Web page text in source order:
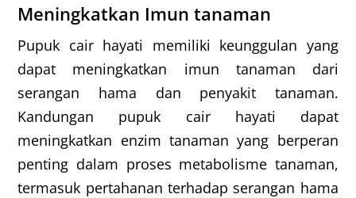
Meningkatkan Imun tanaman
Pupuk cair hayati memiliki keunggulan yang
dapat meningkatkan imun tanaman dari
serangan hama dan penyakit tanaman.
Kandungan pupuk cair hayati dapat
meningkatkan enzim tanaman yang berperan
penting dalam proses metabolisme tanaman,
termasuk pertahanan terhadap serangan hama